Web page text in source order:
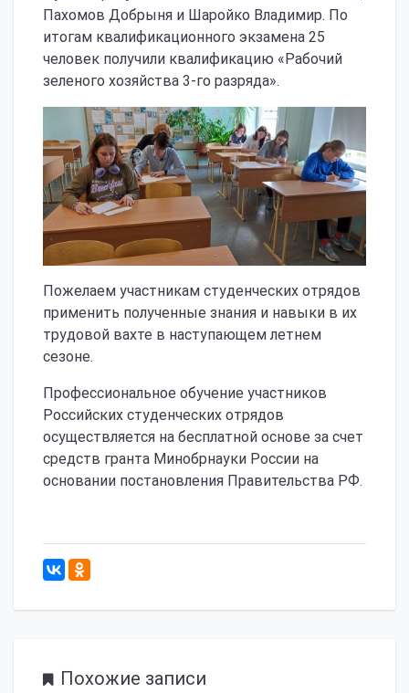
Пахомов Добрыня и Шаройко Владимир. По
итогам квалификационного экзамена 25
человек получили квалификацию «Рабочий
зеленого хозяйства 3-го разряда».
Пожелаем участникам студенческих отрядов
применить полученные знания и навыки в их
трудовой вахте в наступающем летнем
сезоне.
Профессиональное обучение участников
Российских студенческих отрядов
осуществляется на бесплатной основе за счет
средств гранта Минобрнауки России на
основании постановления Правительства РФ.
Похожие записи